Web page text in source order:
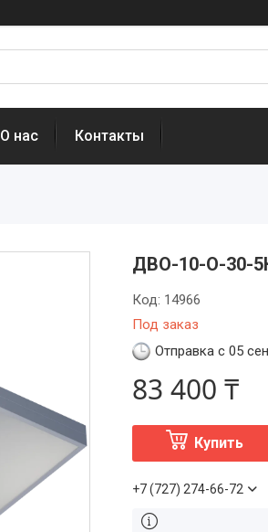
О нас Контакты
ДВО-10-О-30-
Под заказ
Код: 14966
Отправка с 05
83 400 ₸
Купить
+7 (727) 274-66-72